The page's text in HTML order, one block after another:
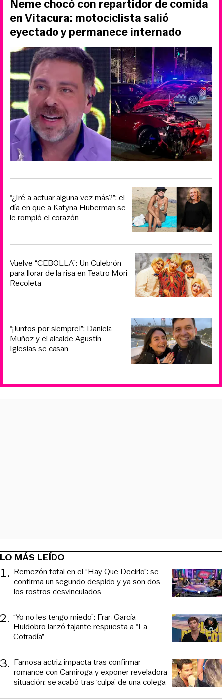
Neme chocó con repartidor de comida
en Vitacura: motociclista salió
eyectado y permanece internado
“¿Iré a actuar alguna vez más?”: el
día en que a Katyna Huberman se
le rompió el corazón
Vuelve “CEBOLLA”: Un Culebrón
para llorar de la risa en Teatro Mori
Recoleta
“¡Juntos por siempre!”: Daniela
Muñoz y el alcalde Agustín
Iglesias se casan
LO MÁS LEÍDO
1. Remezón total en el “Hay Que Decirlo”: se
confirma un segundo despido y ya son dos
los rostros desvinculados
2. “Yo no les tengo miedo”: Fran García-
Huidobro lanzó tajante respuesta a “La
Cofradía”
3. Famosa actriz impacta tras confirmar
romance con Camiroga y exponer reveladora
situación: se acabó tras ‘culpa’ de una colega